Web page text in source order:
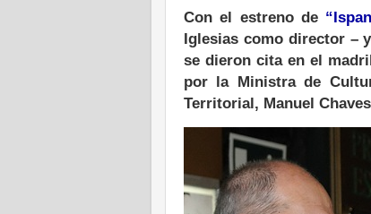
Con el estreno de
Iglesias como director –
se dieron cita en el
por la Ministra de
Territorial, Manuel